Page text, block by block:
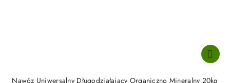
Nawóz Uniwersalny Długodziałający Organiczno Mineralny 20kg